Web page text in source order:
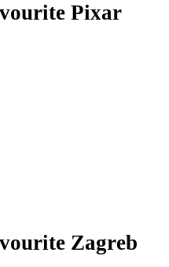
Pixar
Zagreb